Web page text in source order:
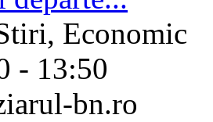
Economic
- 13:50
bn.ro